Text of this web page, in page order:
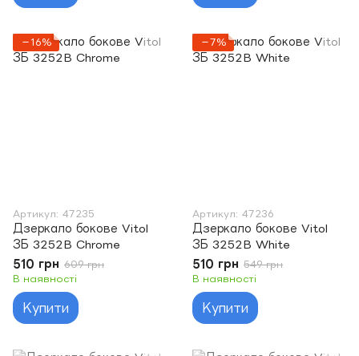
−16%
Артикул: 47235
Дзеркало бокове Vitol
ЗБ 3252B Chrome
510 грн 609 грн
В наявності
Купити
−7%
Артикул: 47236
Дзеркало бокове Vitol
ЗБ 3252B White
510 грн 549 грн
В наявності
Купити